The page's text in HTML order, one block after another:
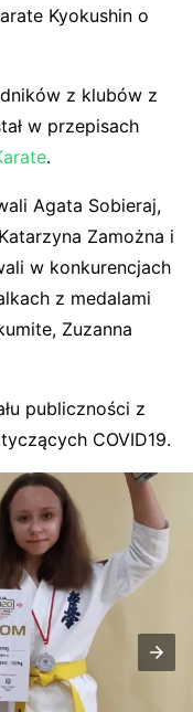
Kyokushin o
z klubów z
w przepisach
.
Agata Sobieraj,
Zamożna i
w konkurencjach
z medalami
Zuzanna
publiczności z
COVID19.